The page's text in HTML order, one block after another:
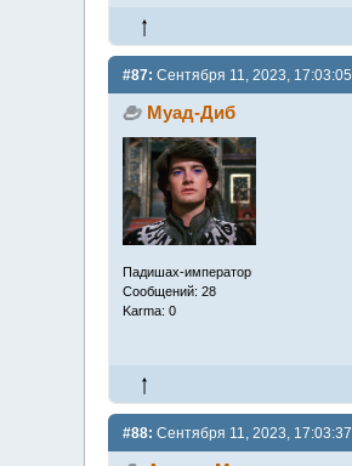
#87: Сентября 11, 2023, 17:03:05
Муад-Диб
Падишах-император
Сообщений: 28
Karma: 0
#88: Сентября 11, 2023, 17:03:37